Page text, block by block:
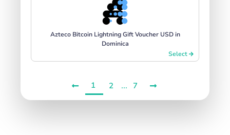
Azteco Bitcoin Lightning Gift Voucher USD in
Dominica
Select
1 2 ... 7